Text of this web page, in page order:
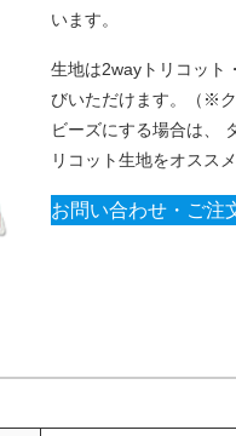
います。
生地は2wayトリコット
びいただけます。（※
ビーズにする場合は、
リコット生地をオスス
お問い合わせ・ご注